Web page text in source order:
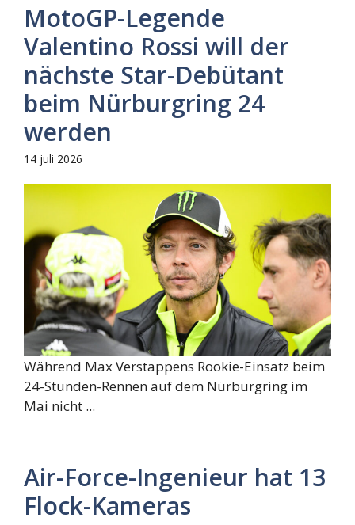
MotoGP-Legende
Valentino Rossi will der
nächste Star-Debütant
beim Nürburgring 24
werden
14 juli 2026
Während Max Verstappens Rookie-Einsatz beim
24-Stunden-Rennen auf dem Nürburgring im
Mai nicht ...
Air-Force-Ingenieur hat 13
Flock-Kameras